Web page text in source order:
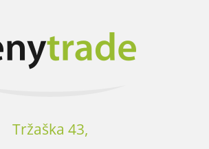
Tržaška 43,